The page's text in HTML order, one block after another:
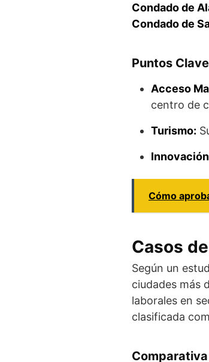
Condado de
Condado de
Puntos
Acceso
centro de
Turismo:
Cómo
Casos
Según un
ciudades más
laborales en
clasificada